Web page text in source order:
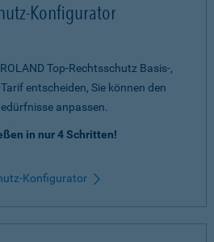
Konfigurator
Top-Rechtsschutz Basis-,
entscheiden, Sie können den
anpassen.
in nur 4 Schritten!
Konfigurator